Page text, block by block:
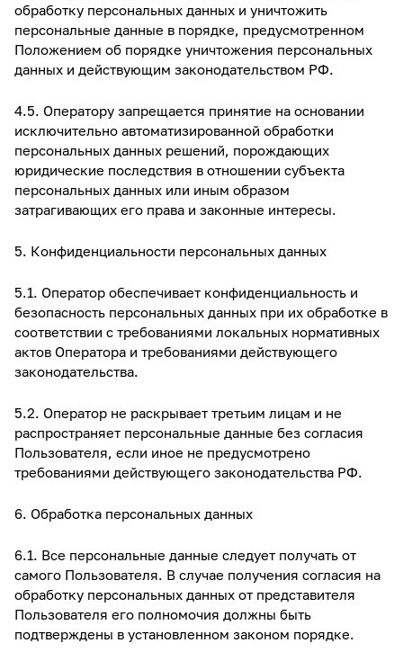
обработку персональных данных и уничтожить
персональные данные в порядке, предусмотренном
Положением об порядке уничтожения персональных
данных и действующим законодательством РФ.
4.5. Оператору запрещается принятие на основании
исключительно автоматизированной обработки
персональных данных решений, порождающих
юридические последствия в отношении субъекта
персональных данных или иным образом
затрагивающих его права и законные интересы.
5. Конфиденциальности персональных данных
5.1. Оператор обеспечивает конфиденциальность и
безопасность персональных данных при их обработке в
соответствии с требованиями локальных нормативных
актов Оператора и требованиями действующего
законодательства.
5.2. Оператор не раскрывает третьим лицам и не
распространяет персональные данные без согласия
Пользователя, если иное не предусмотрено
требованиями действующего законодательства РФ.
6. Обработка персональных данных
6.1. Все персональные данные следует получать от
самого Пользователя. В случае получения согласия на
обработку персональных данных от представителя
Пользователя его полномочия должны быть
подтверждены в установленном законом порядке.